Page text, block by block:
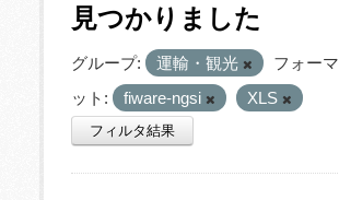
見つかりました
グループ: 運輸・観光
フォーマ
ット:
fiware-ngsi XLS
フィルタ結果